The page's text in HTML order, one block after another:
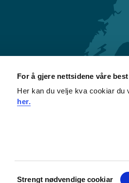
For å gjere nettsidene våre
Her kan du velje kva cookiar du
her.
Strengt nødvendige cookiar